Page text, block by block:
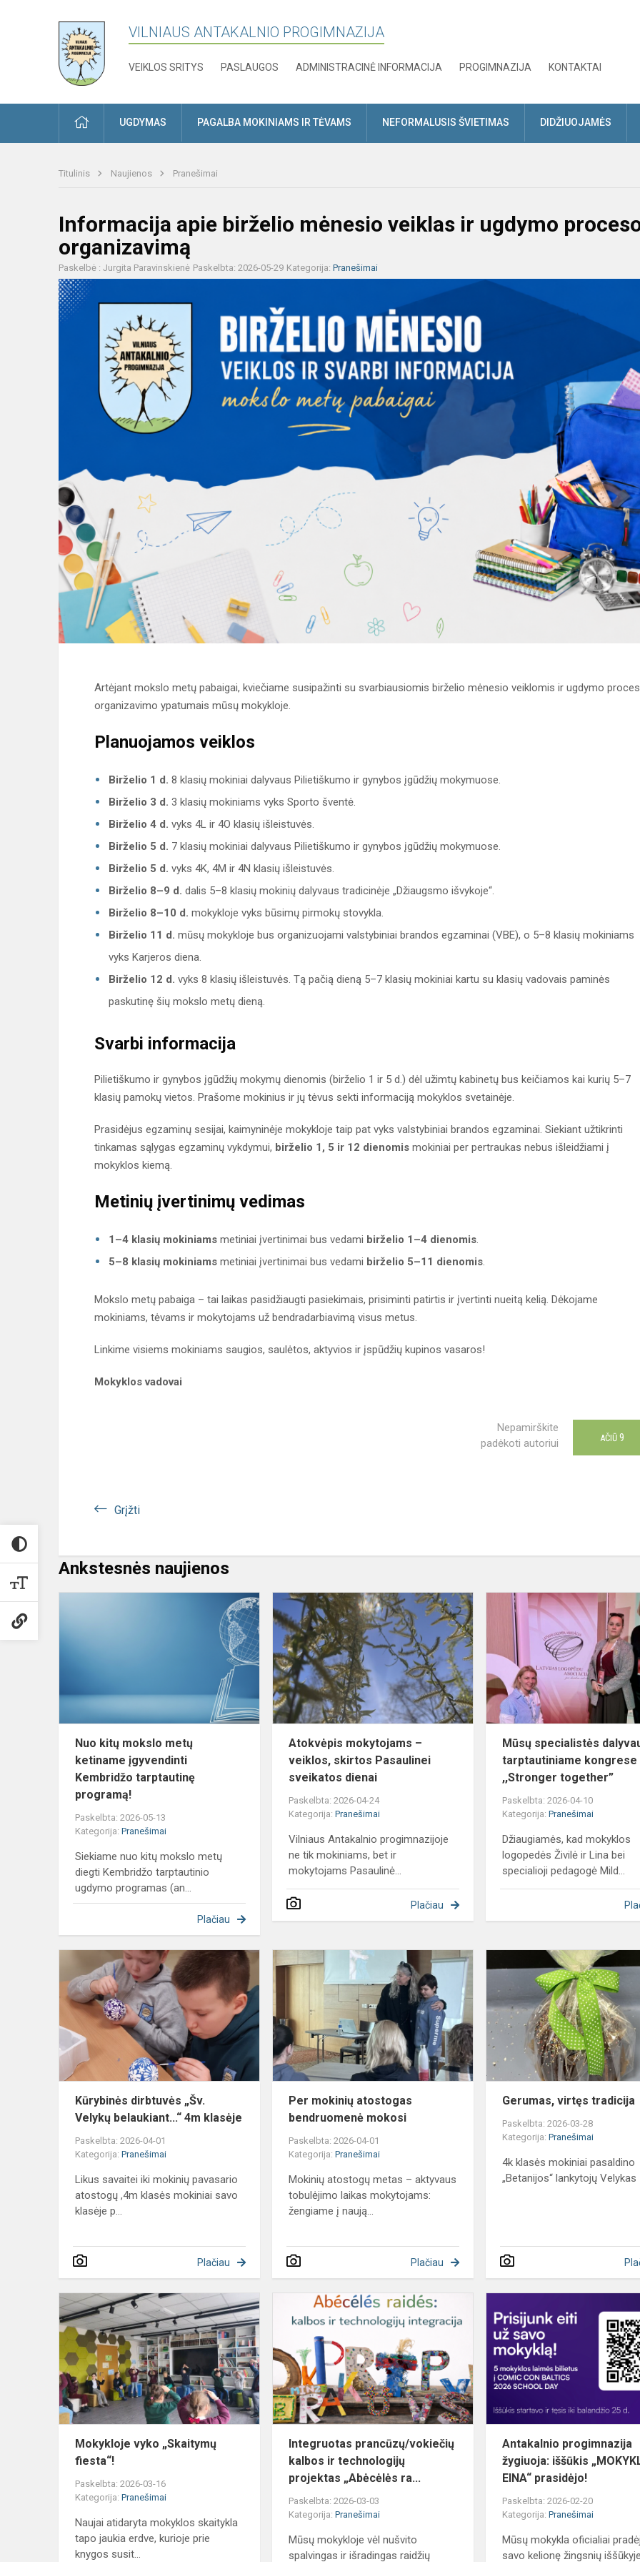
VILNIAUS ANTAKALNIO PROGIMNAZIJA
VEIKLOS SRITYS PASLAUGOS ADMINISTRACINĖ INFORMACIJA PROGIMNAZIJA KONTAKTAI
PRADŽIAUGDYMAS PAGALBA MOKINIAMS IR TĖVAMS NEFORMALUSIS ŠVIETIMAS DIDŽIUOJAMĖS
Titulinis Naujienos Pranešimai
Informacija apie birželio mėnesio veiklas ir ugdymo
organizavimą
Paskelbė : Jurgita Paravinskienė Paskelbta: 2026-05-29 Kategorija: Pranešimai
Artėjant mokslo metų pabaigai, kviečiame susipažinti su svarbiausiomis birželio mėnesio veiklomis ir ugdymo
organizavimo ypatumais mūsų mokykloje.
Planuojamos veiklos
Birželio 1 d. 8 klasių mokiniai dalyvaus Pilietiškumo ir gynybos įgūdžių mokymuose.
Birželio 3 d. 3 klasių mokiniams vyks Sporto šventė.
Birželio 4 d. vyks 4L ir 4O klasių išleistuvės.
Birželio 5 d. 7 klasių mokiniai dalyvaus Pilietiškumo ir gynybos įgūdžių mokymuose.
Birželio 5 d. vyks 4K, 4M ir 4N klasių išleistuvės.
Birželio 8–9 d. dalis 5–8 klasių mokinių dalyvaus tradicinėje „Džiaugsmo išvykoje“.
Birželio 8–10 d. mokykloje vyks būsimų pirmokų stovykla.
Birželio 11 d. mūsų mokykloje bus organizuojami valstybiniai brandos egzaminai (VBE), o 5–8 klasių mokiniams
vyks Karjeros diena.
Birželio 12 d. vyks 8 klasių išleistuvės. Tą pačią dieną 5–7 klasių mokiniai kartu su klasių vadovais paminės
paskutinę šių mokslo metų dieną.
Svarbi informacija
Pilietiškumo ir gynybos įgūdžių mokymų dienomis (birželio 1 ir 5 d.) dėl užimtų kabinetų bus keičiamos kai kurių 5–7
klasių pamokų vietos. Prašome mokinius ir jų tėvus sekti informaciją mokyklos svetainėje.
Prasidėjus egzaminų sesijai, kaimyninėje mokykloje taip pat vyks valstybiniai brandos egzaminai. Siekiant užtikrinti
tinkamas sąlygas egzaminų vykdymui, birželio 1, 5 ir 12 dienomis mokiniai per pertraukas nebus išleidžiami į
mokyklos kiemą.
Metinių įvertinimų vedimas
1–4 klasių mokiniams metiniai įvertinimai bus vedami birželio 1–4 dienomis.
5–8 klasių mokiniams metiniai įvertinimai bus vedami birželio 5–11 dienomis.
Mokslo metų pabaiga – tai laikas pasidžiaugti pasiekimais, prisiminti patirtis ir įvertinti nueitą kelią. Dėkojame
mokiniams, tėvams ir mokytojams už bendradarbiavimą visus metus.
Linkime visiems mokiniams saugios, saulėtos, aktyvios ir įspūdžių kupinos vasaros!
Mokyklos vadovai
Nepamirškite
padėkoti autoriui
AČIŪ 9
Grįžti
Ankstesnės naujienos
Nuo
kitų
mokslo
metų
ketiname
įgyvendinti
Kembridžo
tarptau...
Nuo kitų mokslo metų
ketiname įgyvendinti
Kembridžo tarptautinę
programą!
Paskelbta: 2026-05-13
Kategorija: Pranešimai
Siekiame nuo kitų mokslo metų
diegti Kembridžo tarptautinio
ugdymo programas (an...
Plačiau
Atokvėpis
mokytojams
–
veiklos,
skirtos
Pasaulinei
sveikato...
Atokvėpis mokytojams –
veiklos, skirtos Pasaulinei
sveikatos dienai
Paskelbta: 2026-04-24
Kategorija:Pranešimai
Vilniaus Antakalnio progimnazijoje
ne tik mokiniams, bet ir
mokytojams Pasaulinė...
Plačiau
Mūsų specialistės
tarptautiniame kongrese
,,Stronger together”
Paskelbta: 2026-04-10
Kategorija:Pranešimai
Džiaugiamės, kad mokyklos
logopedės Živilė ir Lina bei
specialioji pedagogė Mild...
Kūrybinės
„Šv.
Velykų
belaukiant...“
4m
klasėje
Kūrybinės dirbtuvės „Šv.
Velykų belaukiant...“ 4m klasėje
Paskelbta: 2026-04-01
Kategorija: Pranešimai
Likus savaitei iki mokinių pavasario
atostogų ,4m klasės mokiniai savo
klasėje p...
Plačiau
mokinių
atostogas
bendruomenė
mokosi
Per mokinių atostogas
bendruomenė mokosi
Paskelbta: 2026-04-01
Kategorija:Pranešimai
Mokinių atostogų metas – aktyvaus
tobulėjimo laikas mokytojams:
žengiame į naują...
Plačiau
Gerumas, virtęs tradicija
Paskelbta: 2026-03-28
Kategorija:Pranešimai
4k klasės mokiniai pasaldino
„Betanijos“ lankytojų Velykas
Mokykloje
vyko
fiesta“!
Mokykloje vyko „Skaitymų
fiesta“!
Paskelbta: 2026-03-16
Kategorija: Pranešimai
Naujai atidaryta mokyklos skaitykla
tapo jaukia erdve, kurioje prie
knygos susit...
prancūzų/vokiečių
kalbos
technologijų
projek...
Integruotas prancūzų/vokiečių
kalbos ir technologijų
projektas „Abėcėlės ra...
Paskelbta: 2026-03-03
Kategorija:Pranešimai
Mūsų mokykloje vėl nušvito
spalvingas ir išradingas raidžių
Antakalnio progimnazija
žygiuoja: iššūkis
EINA“ prasidėjo!
Paskelbta: 2026-02-20
Kategorija:Pranešimai
Mūsų mokykla oficialiai
savo kelionę žingsnių